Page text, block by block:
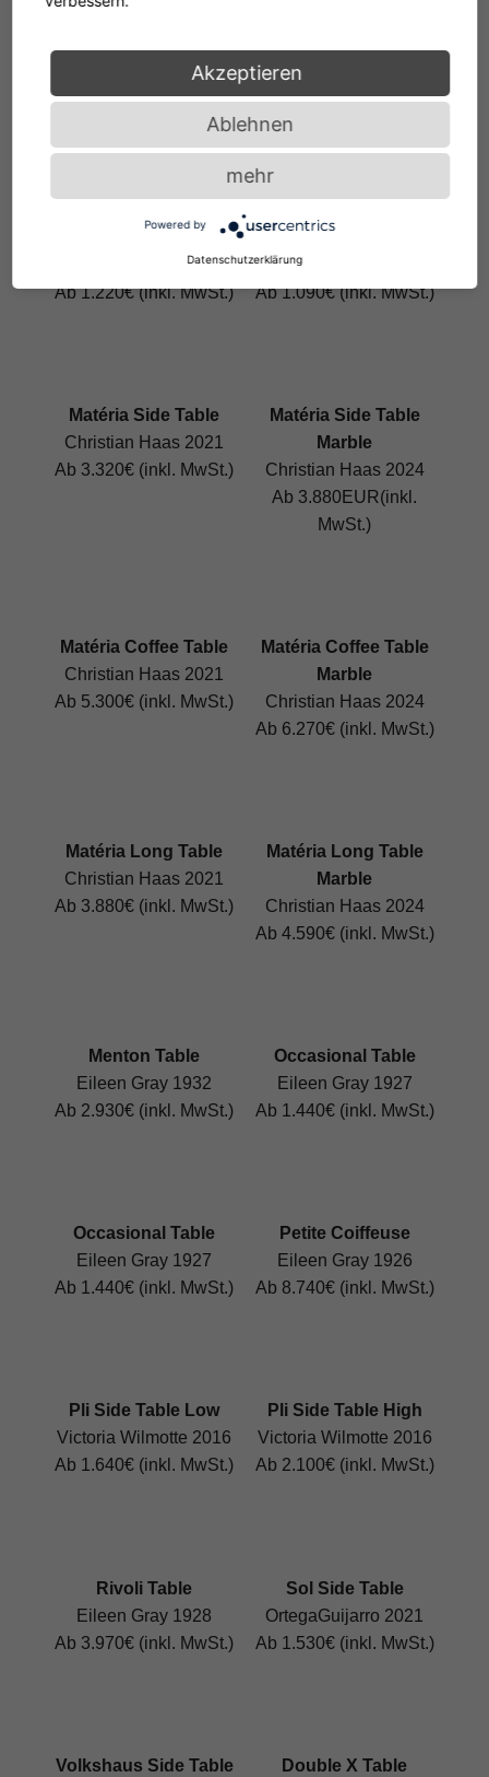
Ab 960€ (inkl. MwSt.)
Diana D Coffee Table
Diana E Side Table
Konstantin Grcic 2002
Ab 1.220€ (inkl. MwSt.)
Diana F Side Table
Konstantin Grcic 2002
Ab 1.090€ (inkl. MwSt.)
Matéria Side Table
Christian Haas 2021
Ab 3.320€ (inkl. MwSt.)
Matéria Side Table
Marble
Christian Haas 2024
Ab 3.880EUR(inkl.
MwSt.)
Matéria Coffee Table
Christian Haas 2021
Ab 5.300€ (inkl. MwSt.)
Matéria Coffee Table
Marble
Christian Haas 2024
Ab 6.270€ (inkl. MwSt.)
Matéria Long Table
Christian Haas 2021
Ab 3.880€ (inkl. MwSt.)
Matéria Long Table
Marble
Christian Haas 2024
Ab 4.590€ (inkl. MwSt.)
Menton Table
Eileen Gray 1932
Ab 2.930€ (inkl. MwSt.)
Occasional Table
Eileen Gray 1927
Ab 1.440€ (inkl. MwSt.)
Occasional Table
Eileen Gray 1927
Ab 1.440€ (inkl. MwSt.)
Petite Coiffeuse
Eileen Gray 1926
Ab 8.740€ (inkl. MwSt.)
Pli Side Table Low
Victoria Wilmotte 2016
Ab 1.640€ (inkl. MwSt.)
Pli Side Table High
Victoria Wilmotte 2016
Ab 2.100€ (inkl. MwSt.)
Rivoli Table
Eileen Gray 1928
Ab 3.970€ (inkl. MwSt.)
Sol Side Table
OrtegaGuijarro 2021
Ab 1.530€ (inkl. MwSt.)
Volkshaus Side Table
Double X Table
Akzeptieren
Ablehnen
mehr
Powered by
Datenschutzerklärung